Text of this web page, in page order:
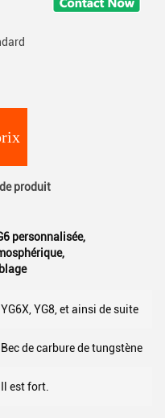
produit
personnalisée,
,
YG6X, YG8, et ainsi de suite
Bec de carbure de tungstène
Il est fort.